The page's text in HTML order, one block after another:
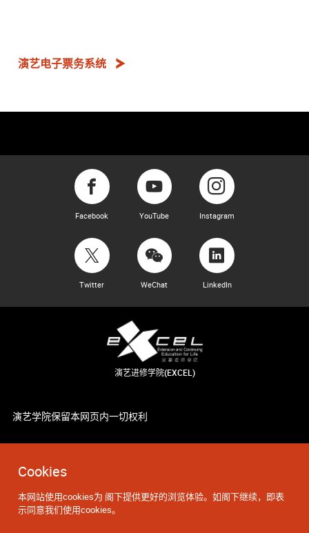
Cookies
本网站使用cookies为 阁下提供更好的浏览体验。如阁下继续，即表
示同意我们使用cookies。
演艺电子票务系统
Facebook YouTube Instagram
Twitter WeChat LinkedIn
演艺进修学院(EXCEL)
演艺学院保留本网页内一切权利